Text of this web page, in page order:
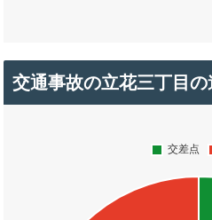
交通事故の立花三丁目